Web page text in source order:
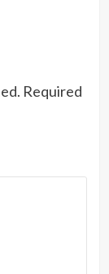
Required